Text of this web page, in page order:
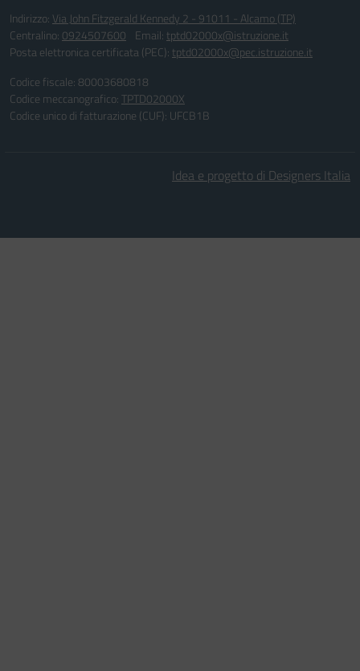
Indirizzo: Via John Fitzgerald Kennedy 2 - 91011 - Alcamo (TP)
Centralino: 0924507600 Email: tptd02000x@istruzione.it
Posta elettronica certificata (PEC): tptd02000x@pec.istruzione.it
Codice fiscale: 80003680818
Codice meccanografico:TPTD02000X
Codice unico di fatturazione (CUF): UFCB1B
Idea e progetto di Designers Italia